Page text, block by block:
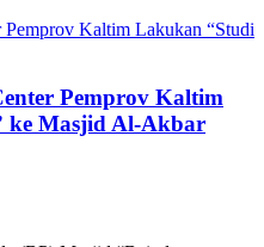
Pemprov Kaltim
ke Masjid Al-Akbar